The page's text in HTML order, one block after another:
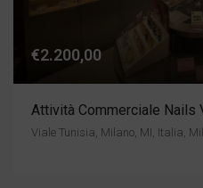
€2.200,00
Attività Commerciale Nails
Viale Tunisia, Milano, MI, Italia,